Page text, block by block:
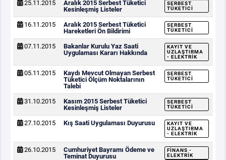
25.11.2015
Aralık 2015 Serbest Tüketici
Kesinleşmiş Listeler
SERBEST
TÜKETICI
16.11.2015
Aralık 2015 Serbest Tüketici
Hareketleri Ön Bildirimi
SERBEST
TÜKETICI
07.11.2015
Bakanlar Kurulu Yaz Saati
Uygulaması Kararı Hakkında
KAYIT VE
UZLAŞTIRMA
- ELEKTRIK
05.11.2015
Kaydı Mevcut Olmayan Serbest
Tüketici Ölçüm Noktalarının
Talebi
SERBEST
TÜKETICI
31.10.2015
Kasım 2015 Serbest Tüketici
Kesinleşmiş Listeler
SERBEST
TÜKETICI
27.10.2015 Kış Saati Uygulaması Duyurusu
KAYIT VE
UZLAŞTIRMA
- ELEKTRIK
26.10.2015
Cumhuriyet Bayramı Ödeme ve
Teminat Duyurusu
FINANS -
ELEKTRIK